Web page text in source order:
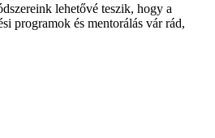
lehetővé teszik, hogy a
programok és mentorálás vár rád,